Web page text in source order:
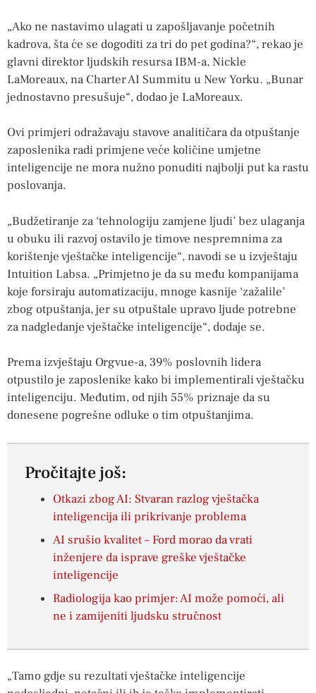
„Ako ne nastavimo ulagati u zapošljavanje početnih
kadrova, šta će se dogoditi za tri do pet godina?“, rekao je
glavni direktor ljudskih resursa IBM-a, Nickle
LaMoreaux, na Charter AI Summitu u New Yorku. „Bunar
jednostavno presušuje“, dodao je LaMoreaux.
Ovi primjeri odražavaju stavove analitičara da otpuštanje
zaposlenika radi primjene veće količine umjetne
inteligencije ne mora nužno ponuditi najbolji put ka rastu
poslovanja.
„Budžetiranje za ‘tehnologiju zamjene ljudi’ bez ulaganja
u obuku ili razvoj ostavilo je timove nespremnima za
korištenje vještačke inteligencije“, navodi se u izvještaju
Intuition Labsa. „Primjetno je da su među kompanijama
koje forsiraju automatizaciju, mnoge kasnije ‘zažalile’
zbog otpuštanja, jer su otpuštale upravo ljude potrebne
za nadgledanje vještačke inteligencije“, dodaje se.
Prema izvještaju Orgvue-a, 39% poslovnih lidera
otpustilo je zaposlenike kako bi implementirali vještačku
inteligenciju. Međutim, od njih 55% priznaje da su
donesene pogrešne odluke o tim otpuštanjima.
Pročitajte još:
Otkazi zbog AI: Stvaran razlog vještačka
inteligencija ili prikrivanje problema
AI srušio kvalitet – Ford morao da vrati
inženjere da isprave greške vještačke
inteligencije
Radiologija kao primjer: AI može pomoći, ali
ne i zamijeniti ljudsku stručnost
„Tamo gdje su rezultati vještačke inteligencije